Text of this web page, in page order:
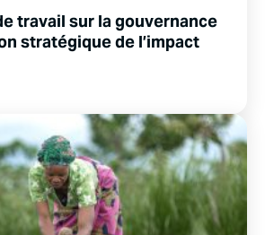
travail sur la gouvernance
stratégique de l’impact